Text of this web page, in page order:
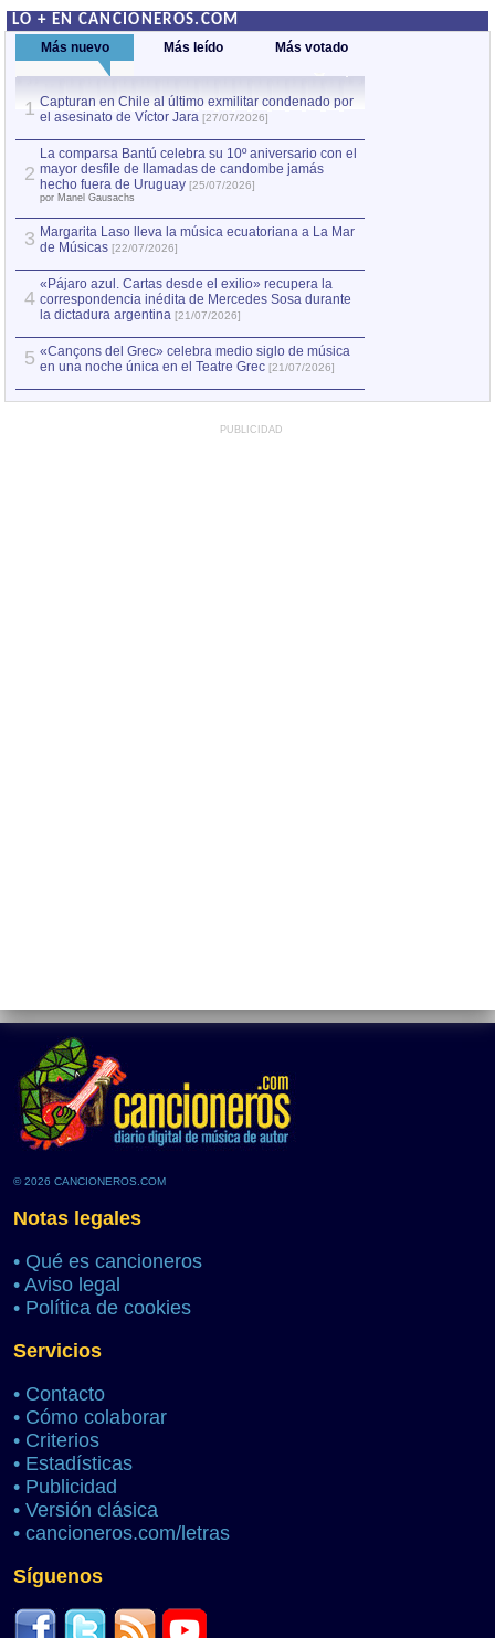
LO + EN CANCIONEROS.COM
Más nuevo Más leído Más votado
1 Capturan en Chile al último exmilitar condenado por
el asesinato de Víctor Jara [27/07/2026]
2
La comparsa Bantú celebra su 10º aniversario con el
mayor desfile de llamadas de candombe jamás
hecho fuera de Uruguay [25/07/2026]
por Manel Gausachs
3 Margarita Laso lleva la música ecuatoriana a La Mar
de Músicas [22/07/2026]
4
«Pájaro azul. Cartas desde el exilio» recupera la
correspondencia inédita de Mercedes Sosa durante
la dictadura argentina [21/07/2026]
5 «Cançons del Grec» celebra medio siglo de música
en una noche única en el Teatre Grec [21/07/2026]
PUBLICIDAD
© 2026 CANCIONEROS.COM
Notas legales
• Qué es cancioneros
• Aviso legal
• Política de cookies
Servicios
• Contacto
• Cómo colaborar
• Criterios
• Estadísticas
• Publicidad
• Versión clásica
• cancioneros.com/letras
Síguenos